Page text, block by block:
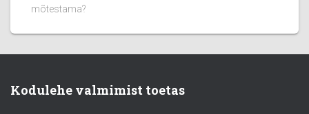
mõtestama?
Kodulehe valmimist toetas